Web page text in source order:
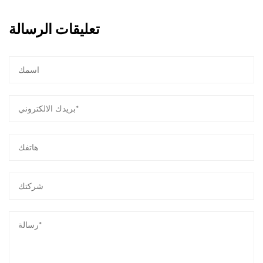
الاستخدام، مما يسمح بالتركيب السريع والخالي من
فعالية التكلفة: من خلال توفير حلول اتصال دائمة
في جوهرنا، نحن نعطي الأولوية لإرضاء العملاء،
الصناعات. من خلال الالتزام بالجود والموثوقية والابتكار،
تعليقات الرسالة